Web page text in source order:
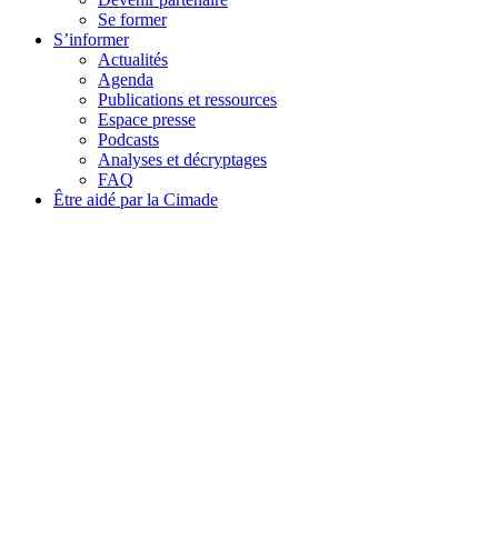
Se former
S’informer
Actualités
Agenda
Publications et ressources
Espace presse
Podcasts
Analyses et décryptages
FAQ
Être aidé par la Cimade